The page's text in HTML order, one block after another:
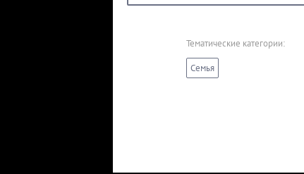
Тематические категории:
Семья